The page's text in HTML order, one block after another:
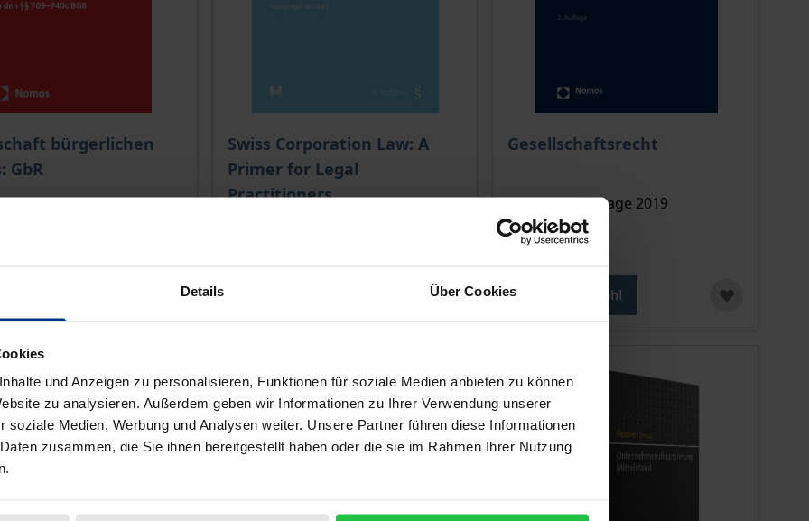
Details Über Cookies
und Anzeigen zu personalisieren, Funktionen für soziale Medien anbieten zu können
zu analysieren. Außerdem geben wir Informationen zu Ihrer Verwendung unserer
soziale Medien, Werbung und Analysen weiter. Unsere Partner führen diese Informationen
zusammen, die Sie ihnen bereitgestellt haben oder die sie im Rahmen Ihrer Nutzung
bürgerlichen
GbR
Swiss Corporation Law: A
Primer for Legal
Practitioners
Gesellschaftsrecht
Der Preis dieses Titels richtet sich nach
Nomos, 2. Auflage 2019
15,90 €
Zur Auswahl